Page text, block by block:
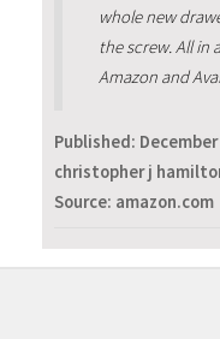
whole new
the screw. All in
Amazon and
Published:
christopher j
Source: amazon.com